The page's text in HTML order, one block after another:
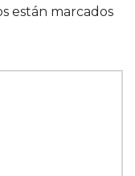
están marcados